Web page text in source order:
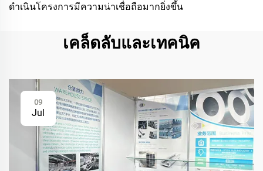
ดำเนินโครงการมีความน่าเชื่อถือมากยิ่งขึ้น
เคล็ดลับและเทคนิค
09
Jul